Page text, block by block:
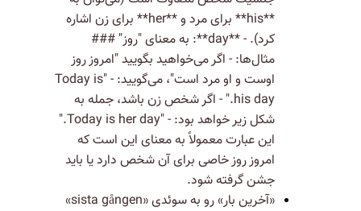
**his** برای مرد و **her** برای زن اشاره
کرد). - **day**: به معنای "روز" ###
مثال‌ها: - اگر می‌خواهید بگویید "امروز روز
اوست و او مرد است"، می‌گویید: - "Today is
his day." - اگر شخص زن باشد، جمله به
شکل زیر خواهد بود: - "Today is her day."
این عبارت معمولاً به معنای این است که
امروز روز خاصی برای آن شخص دارد یا باید
جشن گرفته شود.
«آخرین بار» رو به سوئدی «sista gången»